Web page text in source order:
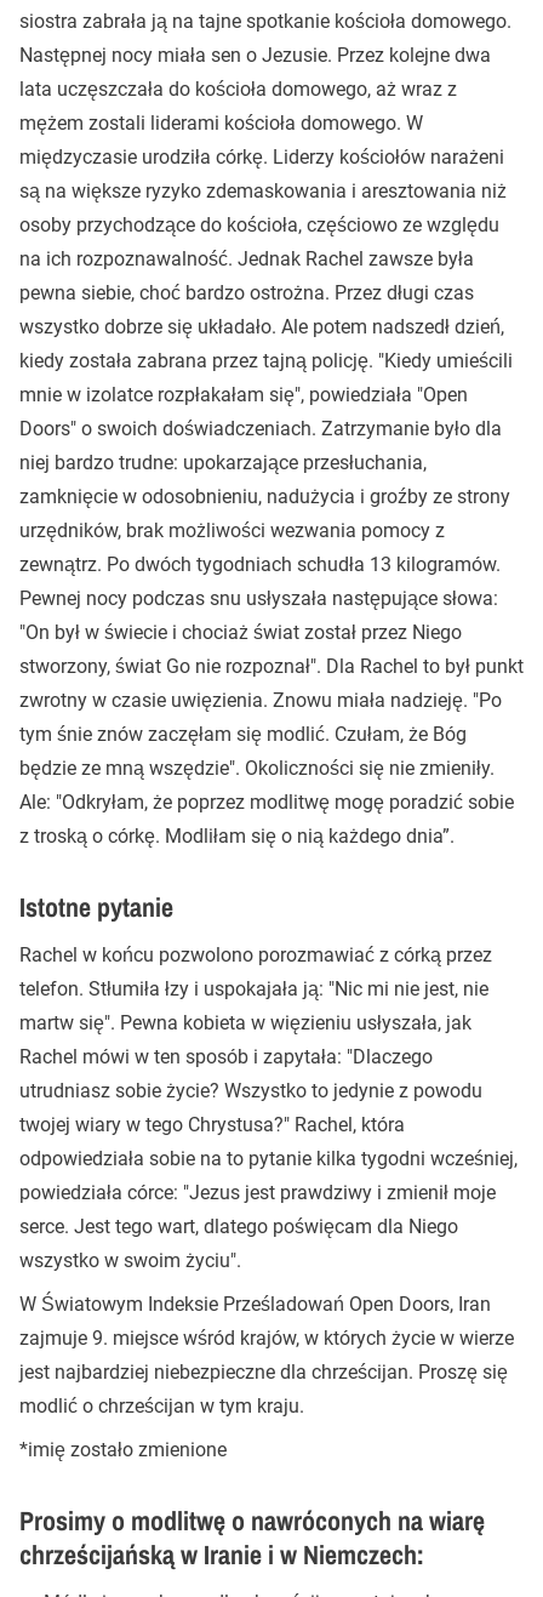
siostra zabrała ją na tajne spotkanie kościoła domowego.
Następnej nocy miała sen o Jezusie. Przez kolejne dwa
lata uczęszczała do kościoła domowego, aż wraz z
mężem zostali liderami kościoła domowego. W
międzyczasie urodziła córkę. Liderzy kościołów narażeni
są na większe ryzyko zdemaskowania i aresztowania niż
osoby przychodzące do kościoła, częściowo ze względu
na ich rozpoznawalność. Jednak Rachel zawsze była
pewna siebie, choć bardzo ostrożna. Przez długi czas
wszystko dobrze się układało. Ale potem nadszedł dzień,
kiedy została zabrana przez tajną policję. "Kiedy umieścili
mnie w izolatce rozpłakałam się", powiedziała "Open
Doors" o swoich doświadczeniach. Zatrzymanie było dla
niej bardzo trudne: upokarzające przesłuchania,
zamknięcie w odosobnieniu, nadużycia i groźby ze strony
urzędników, brak możliwości wezwania pomocy z
zewnątrz. Po dwóch tygodniach schudła 13 kilogramów.
Pewnej nocy podczas snu usłyszała następujące słowa:
"On był w świecie i chociaż świat został przez Niego
stworzony, świat Go nie rozpoznał". Dla Rachel to był punkt
zwrotny w czasie uwięzienia. Znowu miała nadzieję. "Po
tym śnie znów zaczęłam się modlić. Czułam, że Bóg
będzie ze mną wszędzie". Okoliczności się nie zmieniły.
Ale: "Odkryłam, że poprzez modlitwę mogę poradzić sobie
z troską o córkę. Modliłam się o nią każdego dnia”.
Istotne pytanie
Rachel w końcu pozwolono porozmawiać z córką przez
telefon. Stłumiła łzy i uspokajała ją: "Nic mi nie jest, nie
martw się". Pewna kobieta w więzieniu usłyszała, jak
Rachel mówi w ten sposób i zapytała: "Dlaczego
utrudniasz sobie życie? Wszystko to jedynie z powodu
twojej wiary w tego Chrystusa?" Rachel, która
odpowiedziała sobie na to pytanie kilka tygodni wcześniej,
powiedziała córce: "Jezus jest prawdziwy i zmienił moje
serce. Jest tego wart, dlatego poświęcam dla Niego
wszystko w swoim życiu".
W Światowym Indeksie Prześladowań Open Doors, Iran
zajmuje 9. miejsce wśród krajów, w których życie w wierze
jest najbardziej niebezpieczne dla chrześcijan. Proszę się
modlić o chrześcijan w tym kraju.
*imię zostało zmienione
Prosimy o modlitwę o nawróconych na wiarę
chrześcijańską w Iranie i w Niemczech: